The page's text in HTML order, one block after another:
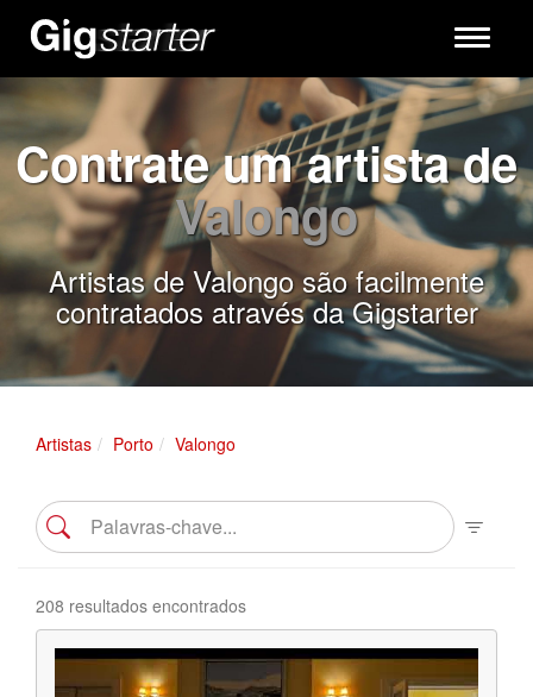
Toggle
Contrate um artista de
Valongo
Artistas de Valongo são facilmente
contratados através da Gigstarter
Artistas Porto Valongo
208 resultados encontrados